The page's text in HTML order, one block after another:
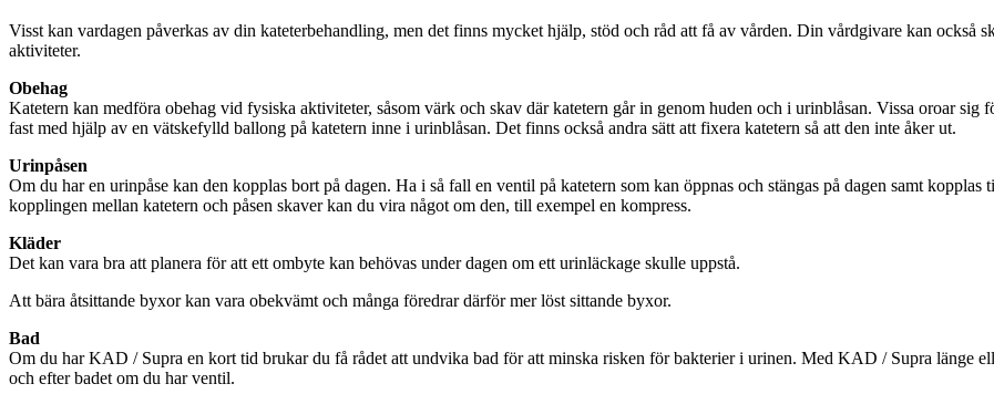
Visst kan vardagen påverkas av din kateterbehandling, men det finns mycket hjälp, stöd och råd att få av vården. Din vårdgivare kan också
aktiviteter.
Obehag
Katetern kan medföra obehag vid fysiska aktiviteter, såsom värk och skav där katetern går in genom huden och i urinblåsan. Vissa oroar
fast med hjälp av en vätskefylld ballong på katetern inne i urinblåsan. Det finns också andra sätt att fixera katetern så att den inte åker ut.
Urinpåsen
Om du har en urinpåse kan den kopplas bort på dagen. Ha i så fall en ventil på katetern som kan öppnas och stängas på dagen samt
kopplingen mellan katetern och påsen skaver kan du vira något om den, till exempel en kompress.
Kläder
Det kan vara bra att planera för att ett ombyte kan behövas under dagen om ett urinläckage skulle uppstå.
Att bära åtsittande byxor kan vara obekvämt och många föredrar därför mer löst sittande byxor.
Bad
Om du har KAD / Supra en kort tid brukar du få rådet att undvika bad för att minska risken för bakterier i urinen. Med KAD / Supra länge
och efter badet om du har ventil.